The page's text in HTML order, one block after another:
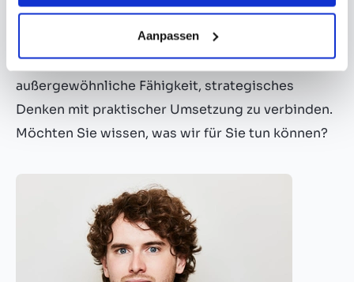
Aanpassen
auszeichnet, sind fundierte M&A-Kenntnisse in
verschiedenen Branchen, starke
Umsetzungskompetenzen und die
außergewöhnliche Fähigkeit, strategisches
Denken mit praktischer Umsetzung zu verbinden.
Möchten Sie wissen, was wir für Sie tun können?